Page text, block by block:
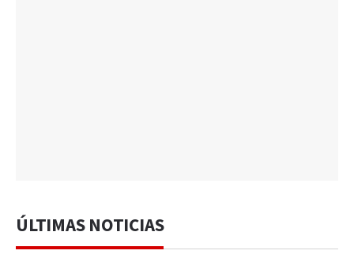
ÚLTIMAS NOTICIAS